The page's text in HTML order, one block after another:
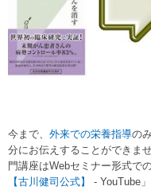
今まで、 外来での栄養指導の
分にお伝えすることができま
門講座はWebセミナー形式で
【古川健司公式】
- YouTube